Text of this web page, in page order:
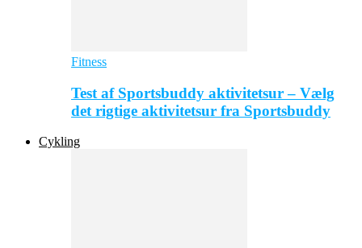
Fitness
Test af Sportsbuddy aktivitetsur – Vælg
det rigtige aktivitetsur fra Sportsbuddy
Cykling